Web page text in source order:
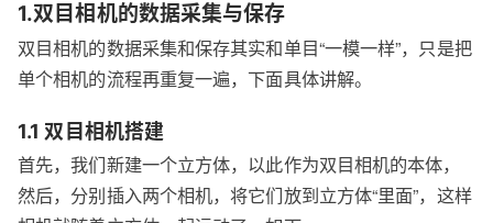
1.双目相机的数据采集与保存
双目相机的数据采集和保存其实和单目“一模一样”，只是把
单个相机的流程再重复一遍，下面具体讲解。
1.1 双目相机搭建
首先，我们新建一个立方体，以此作为双目相机的本体，
然后，分别插入两个相机，将它们放到立方体“里面”，这样